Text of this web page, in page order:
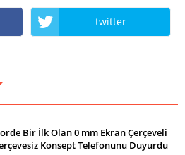
twitter
Bir İlk Olan 0 mm Ekran Çerçeveli
Konsept Telefonunu Duyurdu